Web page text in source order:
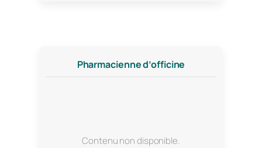
Pharmacienne d’officine
Contenu non disponible.